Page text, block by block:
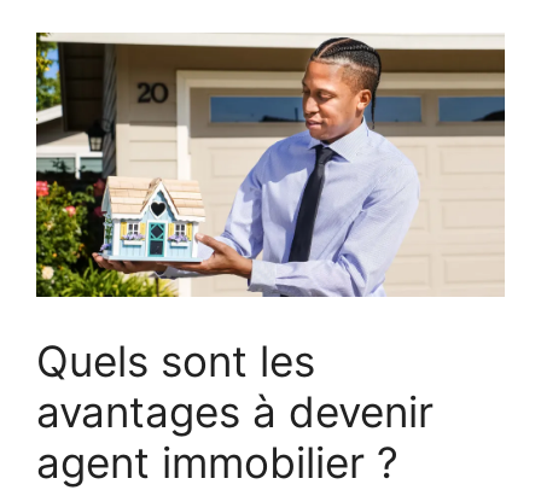
Quels sont les
avantages à devenir
agent immobilier ?